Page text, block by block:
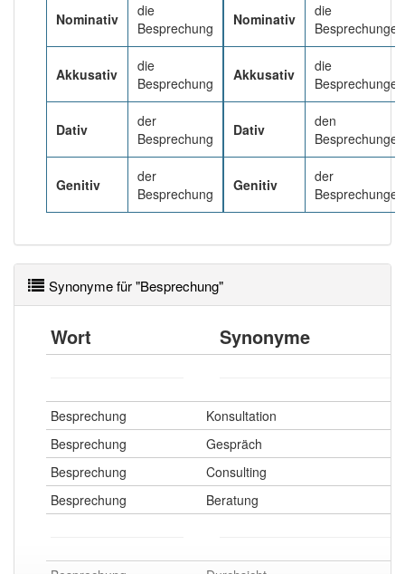
Nominativ
die
Besprechung
Akkusativ
die
Besprechung
Dativ
der
Besprechung
Genitiv
der
Besprechung
Nominativ
die
Besprechungen
Akkusativ
die
Besprechungen
Dativ
den
Besprechungen
Genitiv
der
Besprechungen
Synonyme für "Besprechung"
Wort Synonyme
Besprechung
Konsultation
Besprechung
Gespräch
Besprechung
Consulting
Besprechung
Beratung